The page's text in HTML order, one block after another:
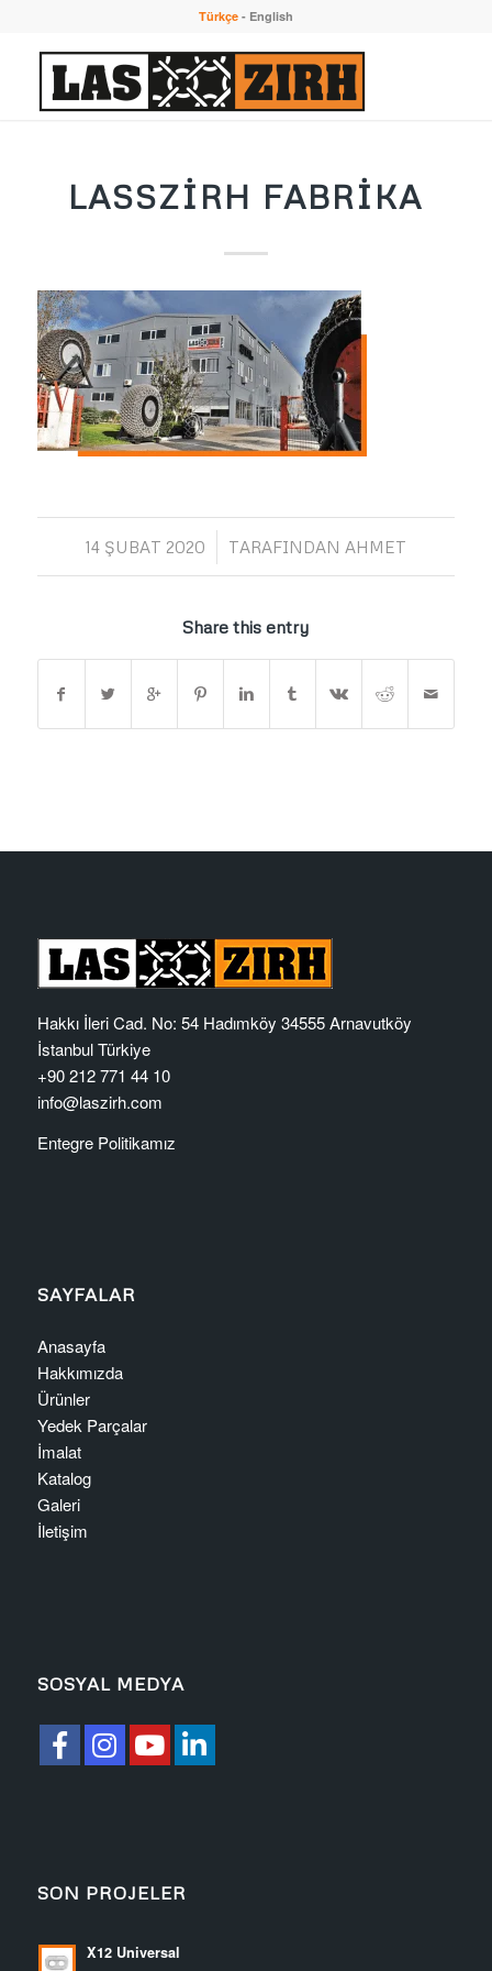
Türkçe- English
LASSZIRH FABRIKA
14 ŞUBAT 2020
/ TARAFINDAN AHMET
Share this entry
Hakkı İleri Cad. No: 54 Hadımköy 34555 Arnavutköy
İstanbul Türkiye
+90 212 771 44 10
info@laszirh.com
Entegre Politikamız
SAYFALAR
Anasayfa
Hakkımızda
Ürünler
Yedek Parçalar
İmalat
Katalog
Galeri
İletişim
SOSYAL MEDYA
SON PROJELER
X12 Universal